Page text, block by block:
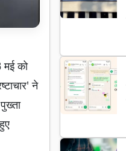
मई को
ने